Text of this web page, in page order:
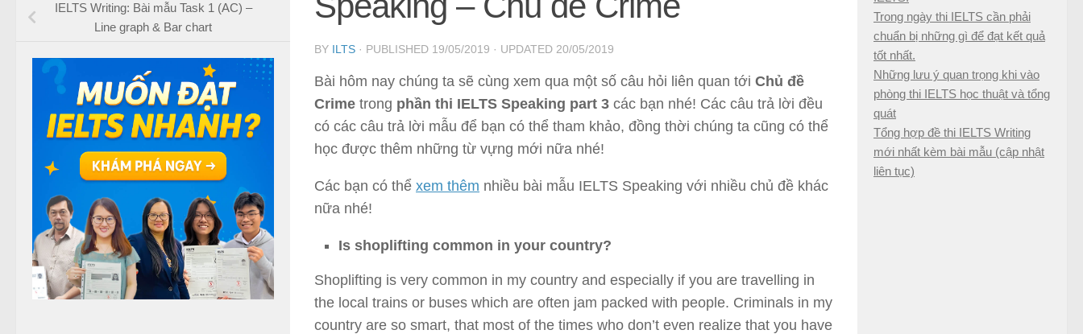
BY ILTS · PUBLISHED 19/05/2019 · UPDATED 20/05/2019
Bài hôm nay chúng ta sẽ cùng xem qua một số câu hỏi liên quan tới Chủ đề
Crime trong phần thi IELTS Speaking part 3 các bạn nhé! Các câu trả lời đều
có các câu trả lời mẫu để bạn có thể tham khảo, đồng thời chúng ta cũng có thể
học được thêm những từ vựng mới nữa nhé!
Các bạn có thể xem thêm nhiều bài mẫu IELTS Speaking với nhiều chủ đề khác
nữa nhé!
Is shoplifting common in your country?
Shoplifting is very common in my country and especially if you are travelling in
the local trains or buses which are often jam packed with people. Criminals in my
country are so smart, that most of the times who don’t even realize that you have
IELTS Writing: Bài mẫu Task 1 (AC) –
Line graph & Bar chart
Trong ngày thi IELTS cần phải
chuẩn bị những gì để đạt kết quả
tốt nhất.
Những lưu ý quan trọng khi vào
phòng thi IELTS học thuật và tổng
quát
Tổng hợp đề thi IELTS Writing
mới nhất kèm bài mẫu (cập nhật
liên tục)